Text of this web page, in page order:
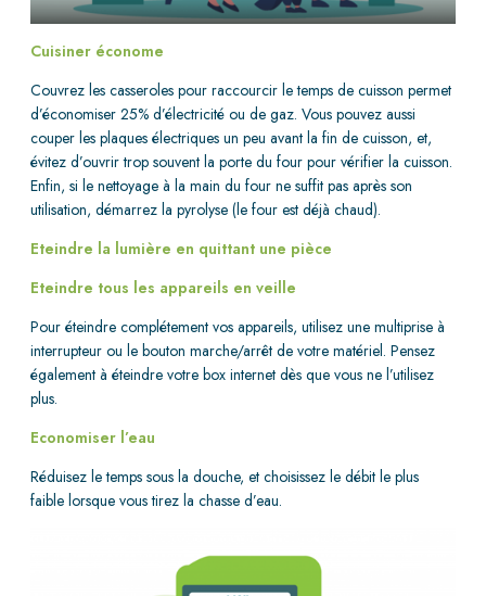
Cuisiner économe
Couvrez les casseroles pour raccourcir le temps de cuisson permet
d’économiser 25% d’électricité ou de gaz. Vous pouvez aussi
couper les plaques électriques un peu avant la fin de cuisson, et,
évitez d’ouvrir trop souvent la porte du four pour vérifier la cuisson.
Enfin, si le nettoyage à la main du four ne suffit pas après son
utilisation, démarrez la pyrolyse (le four est déjà chaud).
Eteindre la lumière en quittant une pièce
Eteindre tous les appareils en veille
Pour éteindre complétement vos appareils, utilisez une multiprise à
interrupteur ou le bouton marche/arrêt de votre matériel. Pensez
également à éteindre votre box internet dès que vous ne l’utilisez
plus.
Economiser l’eau
Réduisez le temps sous la douche, et choisissez le débit le plus
faible lorsque vous tirez la chasse d’eau.